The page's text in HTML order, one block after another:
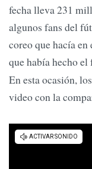
fecha lleva 231
algunos fans del
coreo que hacía
que había hecho
En esta ocasión,
video con la